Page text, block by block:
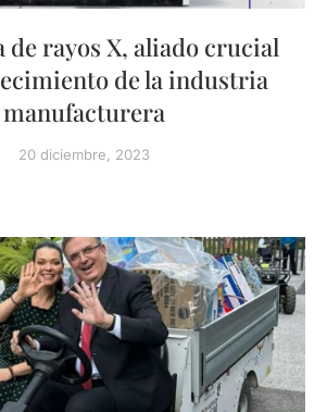
de rayos X, aliado crucial
de la industria
manufacturera
20 diciembre, 2023